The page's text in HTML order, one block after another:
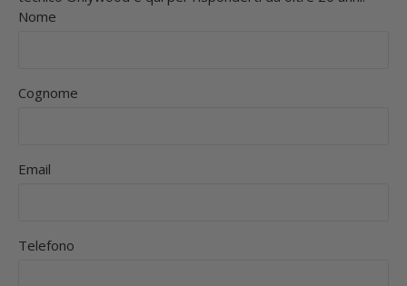
Nome
Cognome
Email
Telefono